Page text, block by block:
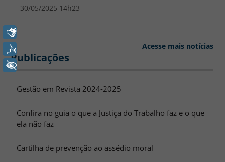
30/05/2025 14h23
Acesse mais notícias
Publicações
Gestão em Revista 2024-2025
Confira no guia o que a Justiça do Trabalho faz e o que
ela não faz
Cartilha de prevenção ao assédio moral
+ Acessibilidade